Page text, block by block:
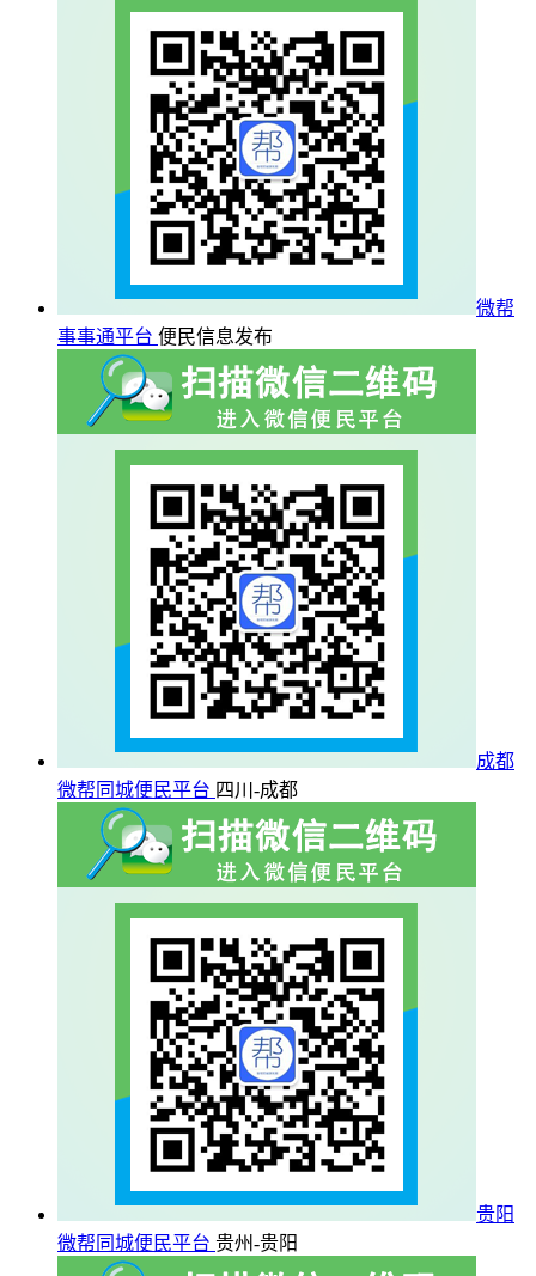
微帮
事事通平台 便民信息发布
成都
微帮同城便民平台 四川-成都
贵阳
微帮同城便民平台 贵州-贵阳